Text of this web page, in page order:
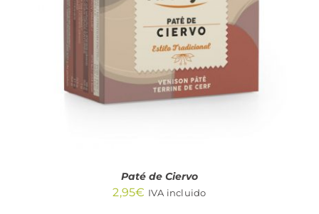
DETALLES
Paté de Ciervo
2,95€ IVA incluido